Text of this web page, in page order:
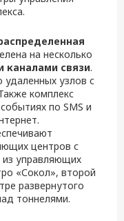
на несколько
каналами связи.
удаленных узлов с
комплекс
по SMS и
центров с
управляющих
«Сокол», второй
развернутого
тоннелями.